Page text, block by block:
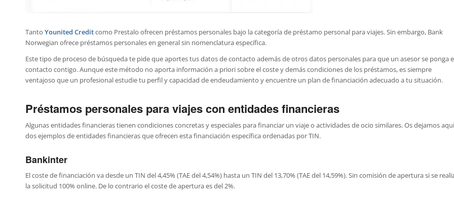
Tanto Younited Creditcomo Prestalo ofrecen préstamos personales bajo la categoría de préstamo personal para viajes. Sin embargo, Bank
Norwegian ofrece préstamos personales en general sin nomenclatura específica.
Este tipo de proceso de búsqueda te pide que aportes tus datos de contacto además de otros datos personales para que un asesor se ponga
contacto contigo. Aunque este método no aporta información a priori sobre el coste y demás condiciones de los préstamos, es siempre
ventajoso que un profesional estudie tu perfil y capacidad de endeudamiento y encuentre un plan de financiación adecuado a tu situación.
Préstamos personales para viajes con entidades financieras
Algunas entidades financieras tienen condiciones concretas y especiales para financiar un viaje o actividades de ocio similares. Os dejamos aquí
dos ejemplos de entidades financieras que ofrecen esta financiación específica ordenadas por TIN.
Bankinter
El coste de financiación va desde un TIN del 4,45% (TAE del 4,54%) hasta un TIN del 13,70% (TAE del 14,59%). Sin comisión de apertura si se
la solicitud 100% online. De lo contrario el coste de apertura es del 2%.